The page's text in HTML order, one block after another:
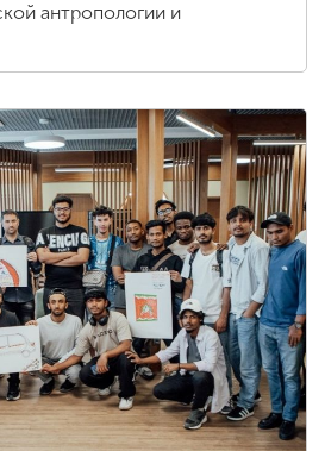
антропологии и